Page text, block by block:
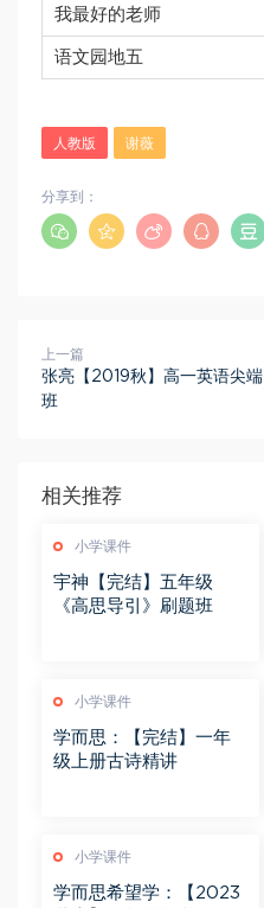
我最好的老师
语文园地五
人教版 谢薇
分享到：
上一篇
张亮【2019秋】高一英语尖端
班
相关推荐
小学课件
宇神【完结】五年级
《高思导引》刷题班
小学课件
学而思：【完结】一年
级上册古诗精讲
小学课件
学而思希望学：【2023